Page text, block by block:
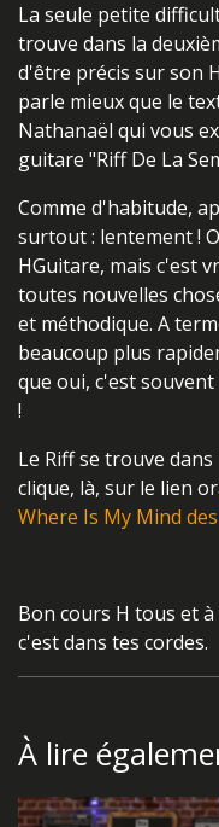
La seule petite
trouve dans la
d'être précis sur son
parle mieux que le
Nathanaël qui vous
guitare "Riff De La
Comme d'habitude,
surtout : lentement !
HGuitare, mais c'est
toutes nouvelles
et méthodique. A
beaucoup plus
que oui, c'est
!
Le Riff se trouve
clique, là, sur le lien
Where Is My Mind
Bon cours H tous et
c'est dans tes cordes.
À lire